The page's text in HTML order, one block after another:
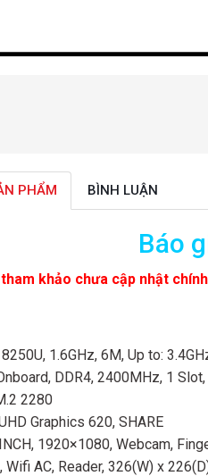
PHẨM BÌNH LUẬN
Báo
khảo chưa cập nhật
1.6GHz, 6M, Up to:
DDR4, 2400MHz, 1 Slot,
2280
Graphics 620, SHARE
1920×1080, Webcam,
Wifi AC, Reader, 326(W) x